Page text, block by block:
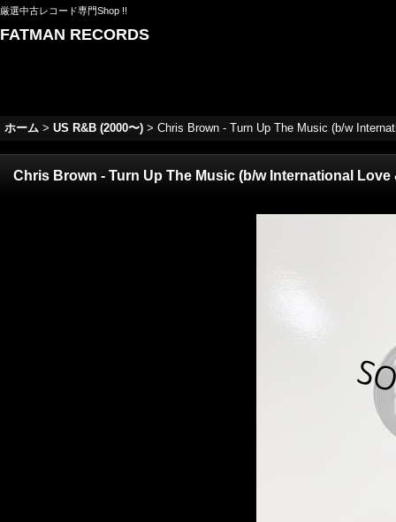
厳選中古レコード専門Shop !!
FATMAN RECORDS
ホーム > US R&B (2000〜) > Chris Brown - Turn Up The Music (b/w
Chris Brown - Turn Up The Music (b/w International